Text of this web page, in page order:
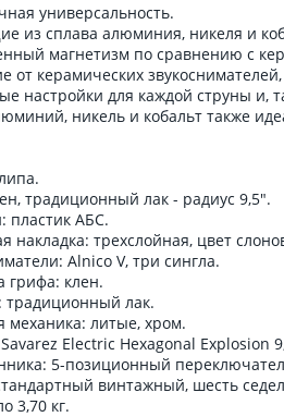
универсальность.
из сплава алюминия, никеля и
магнетизм по сравнению с
от керамических
настройки для каждой струны и,
никель и кобальт также
традиционный лак - радиус 9,5".
пластик АБС.
накладка: трехслойная, цвет
Alnico V, три сингла.
грифа: клен.
традиционный лак.
механика: литые, хром.
Electric Hexagonal Explosion
5-позиционный
винтажный, шесть
3,70 кг.